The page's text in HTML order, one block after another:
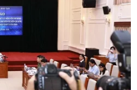
đã thông báo với các
ông đang cân nhắc tổ
sau khi cựu Bộ trưởng
từ chối tham gia